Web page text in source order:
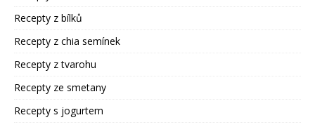
Recepty z bílků
Recepty z chia semínek
Recepty z tvarohu
Recepty ze smetany
Recepty s jogurtem